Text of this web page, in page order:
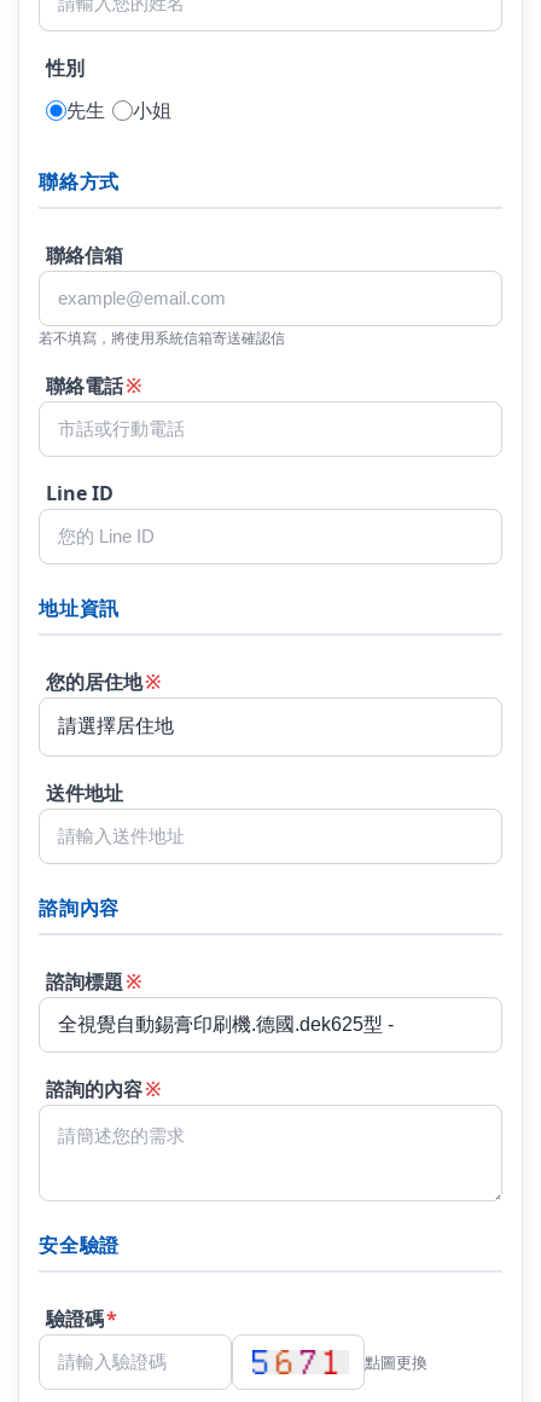
性別
先生
小姐
聯絡方式
聯絡信箱
若不填寫，將使用系統信箱寄送確認信
聯絡電話※
Line ID
地址資訊
您的居住地※
送件地址
諮詢內容
諮詢標題※
諮詢的內容※
安全驗證
驗證碼*
點圖更換